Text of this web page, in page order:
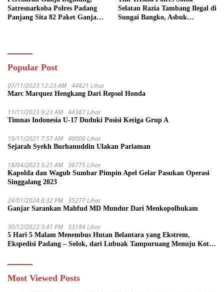
Satresnarkoba Polres Padang
Panjang Sita 82 Paket Ganja
Selatan Razia Tambang Ilegal di
Sungai Bangko, Asbuk
Popular Post
07/11/2023 12:23 AM 44821 Lihat
Marc Marquez Hengkang Dari Repsol Honda
11/11/2023 9:23 AM 44387 Lihat
Timnas Indonesia U-17 Duduki Posisi Ketiga Grup A
19/11/2021 7:57 AM 40006 Lihat
Sejarah Syekh Burhanuddin Ulakan Pariaman
18/04/2023 3:21 AM 36775 Lihat
Kapolda dan Wagub Sumbar Pimpin Apel Gelar Pasukan Operasi
Singgalang 2023
24/01/2024 8:32 PM 35277 Lihat
Ganjar Sarankan Mahfud MD Mundur Dari Menkopolhukam
30/12/2022 3:41 PM 33184 Lihat
5 Hari 5 Malam Menembus Hutan Belantara yang Ekstrem,
Ekspedisi Padang – Solok, dari Lubuak Tampuruang Menuju Koto
Most Viewed Posts